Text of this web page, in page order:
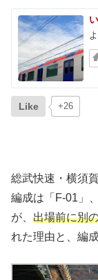
Like +26
総武快速・横須
編成は「F-01」
が、 出場前に別
れた理由と、編